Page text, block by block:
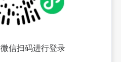
微信扫码进行登录